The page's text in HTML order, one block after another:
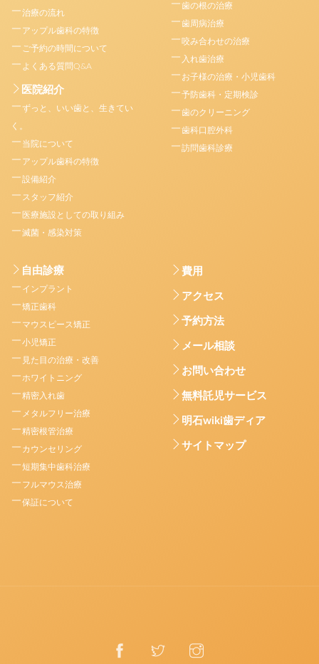
治療の流れ
アップル歯科の特徴
ご予約の時間について
よくある質問Q&A
医院紹介
ずっと、いい歯と、生きてい
く。
当院について
アップル歯科の特徴
設備紹介
スタッフ紹介
医療施設としての取り組み
滅菌・感染対策
歯の根の治療
歯周病治療
咬み合わせの治療
入れ歯治療
お子様の治療・小児歯科
予防歯科・定期検診
歯のクリーニング
歯科口腔外科
訪問歯科診療
自由診療
インプラント
矯正歯科
マウスピース矯正
小児矯正
見た目の治療・改善
ホワイトニング
精密入れ歯
メタルフリー治療
精密根管治療
カウンセリング
短期集中歯科治療
フルマウス治療
保証について
費用
アクセス
予約方法
メール相談
お問い合わせ
無料託児サービス
明石wiki歯ディア
サイトマップ